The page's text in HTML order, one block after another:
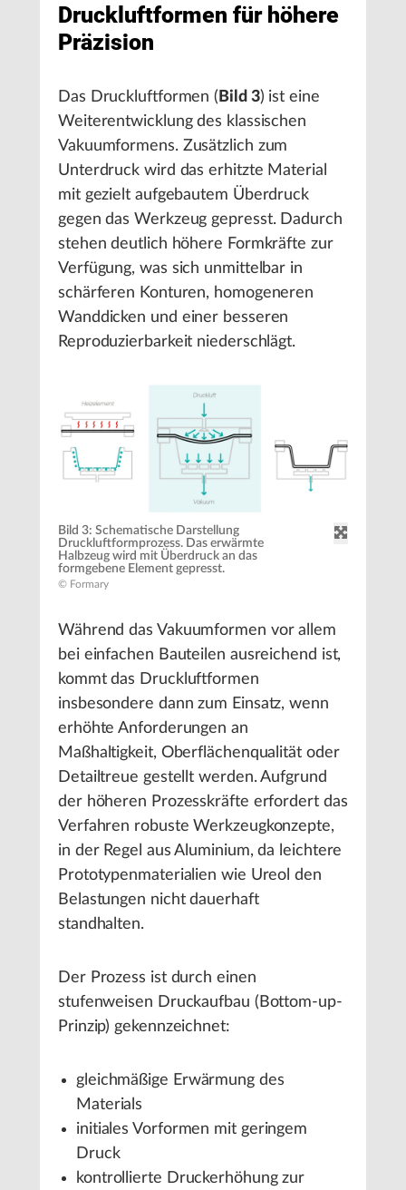
Druckluftformen für höhere
Präzision
Das Druckluftformen ( Bild 3) ist eine
Weiterentwicklung des klassischen
Vakuumformens. Zusätzlich zum
Unterdruck wird das erhitzte Material
mit gezielt aufgebautem Überdruck
gegen das Werkzeug gepresst. Dadurch
stehen deutlich höhere Formkräfte zur
Verfügung, was sich unmittelbar in
schärferen Konturen, homogeneren
Wanddicken und einer besseren
Reproduzierbarkeit niederschlägt.
Bild 3: Schematische Darstellung
Druckluftformprozess. Das erwärmte
Halbzeug wird mit Überdruck an das
formgebene Element gepresst.
© Formary
Während das Vakuumformen vor allem
bei einfachen Bauteilen ausreichend ist,
kommt das Druckluftformen
insbesondere dann zum Einsatz, wenn
erhöhte Anforderungen an
Maßhaltigkeit, Oberflächenqualität oder
Detailtreue gestellt werden. Aufgrund
der höheren Prozesskräfte erfordert das
Verfahren robuste Werkzeugkonzepte,
in der Regel aus Aluminium, da leichtere
Prototypenmaterialien wie Ureol den
Belastungen nicht dauerhaft
standhalten.
Der Prozess ist durch einen
stufenweisen Druckaufbau (Bottom-up-
Prinzip) gekennzeichnet:
gleichmäßige Erwärmung des
Materials
initiales Vorformen mit geringem
Druck
kontrollierte Druckerhöhung zur